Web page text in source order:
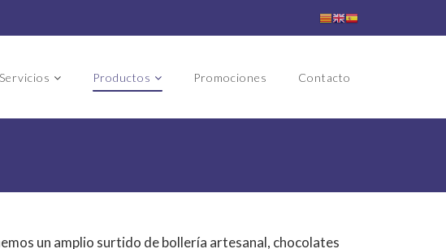
Servicios Productos Promociones Contacto
un amplio surtido de bollería artesanal, chocolates